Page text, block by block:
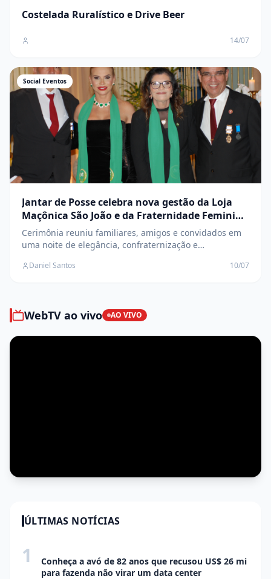
Costelada Ruralístico e Drive Beer
14/07
Social Eventos
Jantar de Posse celebra nova gestão da Loja
Maçônica São João e da Fraternidade Feminina
Cruzeiro do Sul
Cerimônia reuniu familiares, amigos e convidados em
uma noite de elegância, confraternização e
Daniel Santos 10/07
WebTV ao vivo AO VIVO
ÚLTIMAS NOTÍCIAS
1
Conheça a avó de 82 anos que recusou US$ 26 mi
para fazenda não virar um data center